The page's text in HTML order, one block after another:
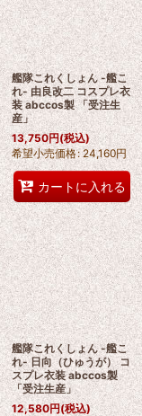
艦隊これくしょん -艦こ
れ- 由良改二 コスプレ衣
装 abccos製 「受注生
産」
13,750円(税込)
希望小売価格: 24,160円
カートに入れる
艦隊これくしょん -艦こ
れ- 日向（ひゅうが） コ
スプレ衣装 abccos製
「受注生産」
12,580円(税込)